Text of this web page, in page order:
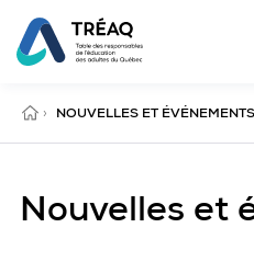
Aller au contenu principal
ACCUEIL
› NOUVELLES ET ÉVÉNEMENTS
Nouvelles et